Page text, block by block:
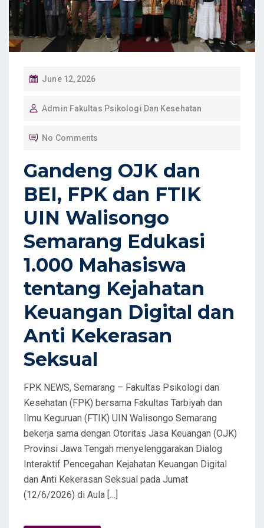
P
S
O
N
June 12, 2026
Admin Fakultas Psikologi Dan Kesehatan
No Comments
Gandeng OJK dan
BEI, FPK dan FTIK
UIN Walisongo
Semarang Edukasi
1.000 Mahasiswa
tentang Kejahatan
Keuangan Digital dan
Anti Kekerasan
Seksual
FPK NEWS, Semarang – Fakultas Psikologi dan
Kesehatan (FPK) bersama Fakultas Tarbiyah dan
Ilmu Keguruan (FTIK) UIN Walisongo Semarang
bekerja sama dengan Otoritas Jasa Keuangan (OJK)
Provinsi Jawa Tengah menyelenggarakan Dialog
Interaktif Pencegahan Kejahatan Keuangan Digital
dan Anti Kekerasan Seksual pada Jumat
(12/6/2026) di Aula […]